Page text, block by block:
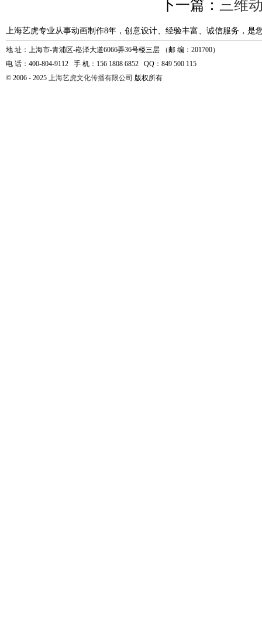
下一篇： 三维
上海艺虎专业从事动画制作8年，创意设计、经验丰富、诚信服务，是
地 址：上海市-青浦区-崧泽大道6066弄36号楼三层 （邮 编：201700）
电 话：400-804-9112 手 机：156 1808 6852 QQ：849 500 115
© 2006 - 2025 上海艺虎文化传播有限公司 版权所有